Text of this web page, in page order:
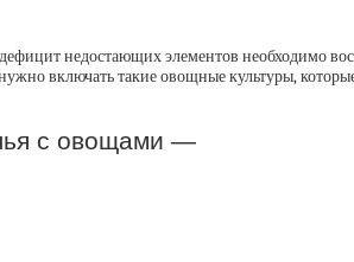
недостающих элементов необходимо
включать такие овощные культуры,
с овощами —